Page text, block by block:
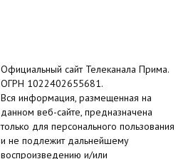
Официальный сайт Телеканала Прима.
ОГРН 1022402655681.
Вся информация, размещенная на
данном веб-сайте, предназначена
только для персонального пользования
и не подлежит дальнейшему
воспроизведению и/или